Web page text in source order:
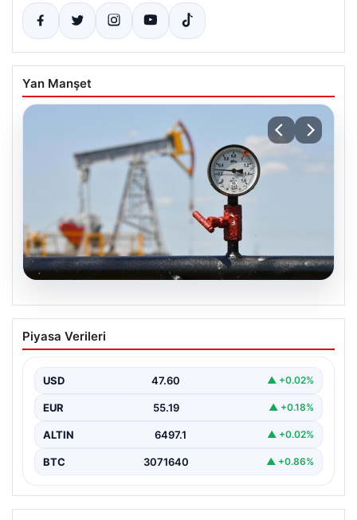
Yan Manşet
Petrol fiyatları 25 Mayıs: Petrol fiyatları
düştü mü, ne kadar oldu? Brent petrol
Piyasa Verileri
USD 47.60 ▲ +0.02%
EUR 55.19 ▲ +0.18%
ALTIN 6497.1 ▲ +0.02%
BTC 3071640 ▲ +0.86%